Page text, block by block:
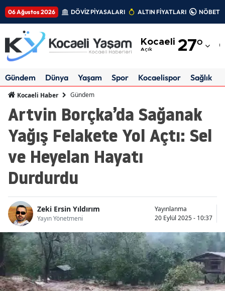
06 Ağustos 2026 DÖVİZ PİYASALARI ALTIN FİYATLARI
Kocaeli
Açık 27°
Adıyaman
Amasya
Ankara
Aydın
Balıkesir
Bilecik
Bingöl
Bitlis
Gündem Dünya Yaşam Spor Kocaelispor Sağlık
Kocaeli Haber Gündem
Artvin Borçka’da Sağanak
Yağış Felakete Yol Açtı: Sel
ve Heyelan Hayatı
Durdurdu
Zeki Ersin Yıldırım
Yayın Yönetmeni
Yayınlanma
20 Eylül 2025 - 10:37